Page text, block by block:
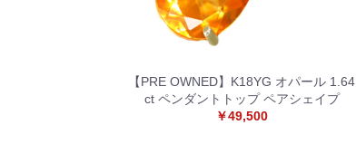
【PRE OWNED】K18YG オパール 1.64
ct ペンダントトップ ペアシェイプ
￥49,500